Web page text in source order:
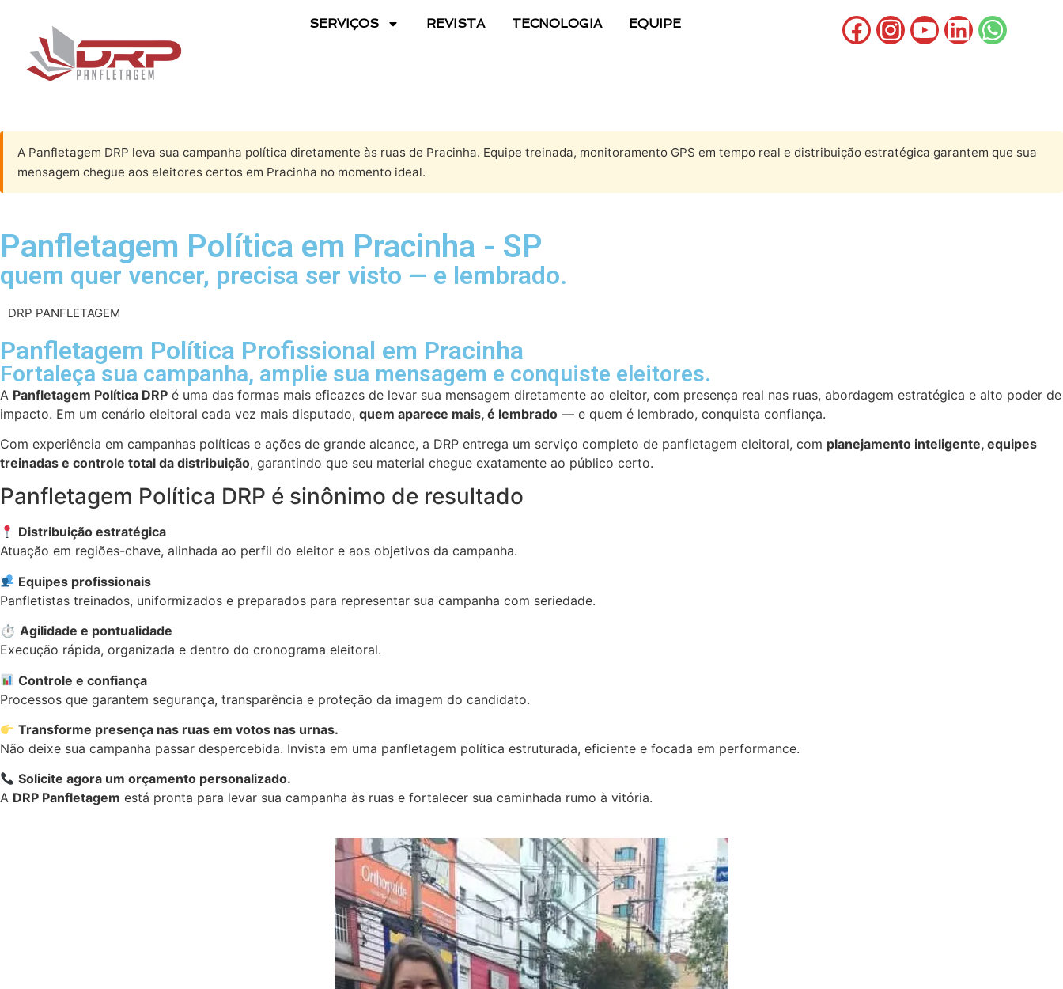
SERVIÇOS REVISTA TECNOLOGIA EQUIPE
A Panfletagem DRP leva sua campanha política diretamente às ruas de Pracinha. Equipe treinada, monitoramento GPS em tempo real e distribuição estratégica garantem que sua
mensagem chegue aos eleitores certos em Pracinha no momento ideal.
Panfletagem Política em Pracinha - SP
quem quer vencer, precisa ser visto — e lembrado.
DRP PANFLETAGEM
Panfletagem Política Profissional em Pracinha
Fortaleça sua campanha, amplie sua mensagem e conquiste eleitores.
A Panfletagem Política DRP é uma das formas mais eficazes de levar sua mensagem diretamente ao eleitor, com presença real nas ruas, abordagem estratégica e alto poder de
impacto. Em um cenário eleitoral cada vez mais disputado, quem aparece mais, é lembrado — e quem é lembrado, conquista confiança.
Com experiência em campanhas políticas e ações de grande alcance, a DRP entrega um serviço completo de panfletagem eleitoral, com planejamento inteligente, equipes
treinadas e controle total da distribuição, garantindo que seu material chegue exatamente ao público certo.
Panfletagem Política DRP é sinônimo de resultado
Distribuição estratégica
Atuação em regiões-chave, alinhada ao perfil do eleitor e aos objetivos da campanha.
Equipes profissionais
Panfletistas treinados, uniformizados e preparados para representar sua campanha com seriedade.
⏱ Agilidade e pontualidade
Execução rápida, organizada e dentro do cronograma eleitoral.
Controle e confiança
Processos que garantem segurança, transparência e proteção da imagem do candidato.
Transforme presença nas ruas em votos nas urnas.
Não deixe sua campanha passar despercebida. Invista em uma panfletagem política estruturada, eficiente e focada em performance.
Solicite agora um orçamento personalizado.
A DRP Panfletagem está pronta para levar sua campanha às ruas e fortalecer sua caminhada rumo à vitória.